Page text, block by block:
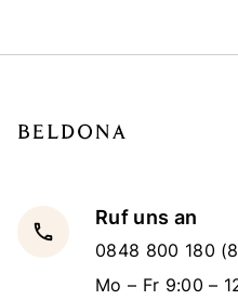
local_phone
Ruf uns an
0848 800 180
Mo – Fr 9:00 –